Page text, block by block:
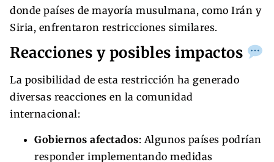
donde países de mayoría musulmana, como Irán y
Siria, enfrentaron restricciones similares.
Reacciones y posibles impactos
La posibilidad de esta restricción ha generado
diversas reacciones en la comunidad
internacional:
Gobiernos afectados: Algunos países podrían
responder implementando medidas